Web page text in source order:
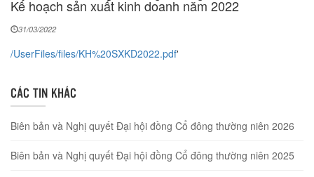
Kế hoạch sản xuất kinh doanh năm 2022
31/03/2022
/UserFiles/files/KH%20SXKD2022.pdf'
CÁC TIN KHÁC
Biên bản và Nghị quyết Đại hội đồng Cổ đông thường niên 2026
Biên bản và Nghị quyết Đại hội đồng Cổ đông thường niên 2025